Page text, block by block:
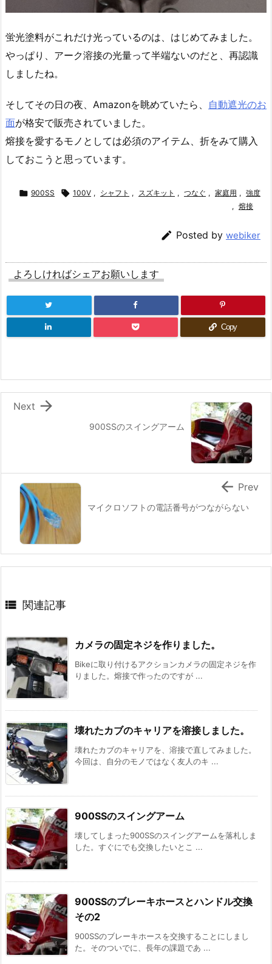
蛍光塗料がこれだけ光っているのは、はじめてみました。
やっぱり、アーク溶接の光量って半端ないのだと、再認識
しましたね。
そしてその日の夜、Amazonを眺めていたら、 自動遮光のお
面が格安で販売されていました。
熔接を愛するモノとしては必須のアイテム、折をみて購入
しておこうと思っています。
 900SS  100V , シャフト , スズキット , つなぐ , 家庭用 , 強度
, 熔接
 Posted by webiker
よろしければシェアお願いします
Copy
900SSのスイングアーム

Next
マイクロソフトの電話番号がつながらない
 Prev
 関連記事
カメラの固定ネジを作りました。
Bikeに取り付けるアクションカメラの固定ネジを作
りました。熔接で作ったのですが ...
壊れたカブのキャリアを溶接しました。
壊れたカブのキャリアを、溶接で直してみました。
今回は、自分のモノではなく友人のキ ...
900SSのスイングアーム
壊してしまった900SSのスイングアームを落札しま
した。すぐにでも交換したいとこ ...
900SSのブレーキホースとハンドル交換
その2
900SSのブレーキホースを交換することにしまし
た。そのついでに、長年の課題であ ...